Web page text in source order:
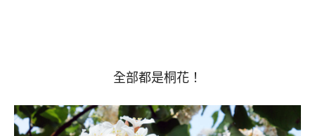
全部都是桐花！